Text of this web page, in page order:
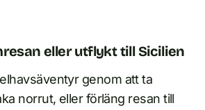
eller utflykt till Sicilien
genom att ta
norrut, eller förläng resan till